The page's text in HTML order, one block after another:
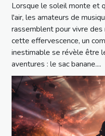
Lorsque le soleil monte et
l'air, les amateurs de
rassemblent pour vivre
cette effervescence, un
inestimable se révèle être
aventures : le sac banane....